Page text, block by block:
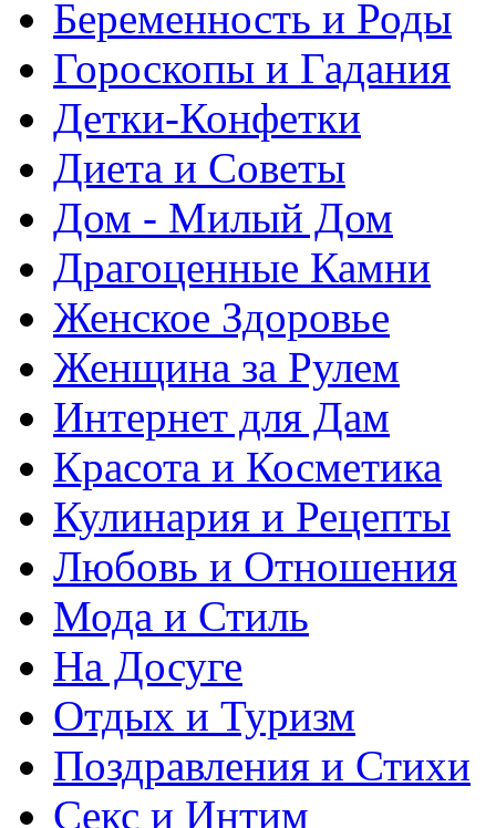
Беременность и Роды
Гороскопы и Гадания
Детки-Конфетки
Диета и Советы
Дом - Милый Дом
Драгоценные Камни
Женское Здоровье
Женщина за Рулем
Интернет для Дам
Красота и Косметика
Кулинария и Рецепты
Любовь и Отношения
Мода и Стиль
На Досуге
Отдых и Туризм
Поздравления и Стихи
Секс и Интим